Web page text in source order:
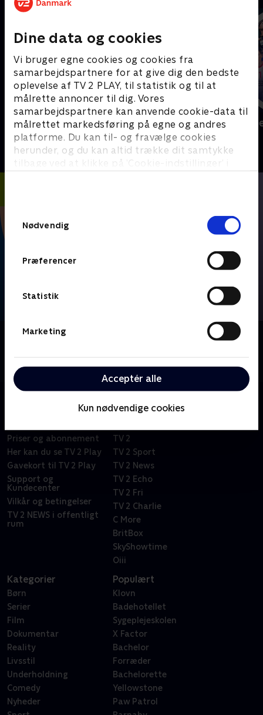
Dine data og cookies
Vi bruger egne cookies og cookies fra
samarbejdspartnere for at give dig den bedste
oplevelse af TV 2 PLAY, til statistik og til at
målrette annoncer til dig. Vores
samarbejdspartnere kan anvende cookie-data til
målrettet markedsføring på egne og andres
platforme. Du kan til- og fravælge cookies
herunder, og du kan altid trække dit samtykke
tilbage ved at klikke på ’Cookie-indstillinger’ i
Nødvendig
Præferencer
Statistik
Marketing
Acceptér alle
Kun nødvendige cookies
Sport Fokus
Sport Sport
Om FIFA VM 2026 - Højdepunkter
Mexico, USA og Canada.
Priser og abonnement
Her kan du se TV 2 Play
Gavekort til TV 2 Play
Support og
Kundecenter
Vilkår og betingelser
TV 2 NEWS i offentligt
rum
TV 2
TV 2 Sport
TV 2 News
TV 2 Echo
TV 2 Fri
TV 2 Charlie
C More
BritBox
SkyShowtime
Oiii
Kategorier
Børn
Serier
Film
Dokumentar
Reality
Livsstil
Underholdning
Comedy
Nyheder
Populært
Klovn
Badehotellet
Sygeplejeskolen
X Factor
Bachelor
Forræder
Bachelorette
Yellowstone
Paw Patrol